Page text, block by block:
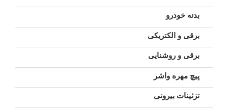
بدنه خودرو
برقی و الکتریکی
برقی و روشنایی
پیچ مهره واشر
تزئینات بیرونی